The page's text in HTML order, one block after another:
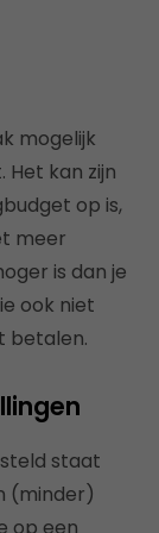
mogelijk
kan zijn
op is,
meer
is dan je
ook niet
betalen.
staat
(minder)
op een